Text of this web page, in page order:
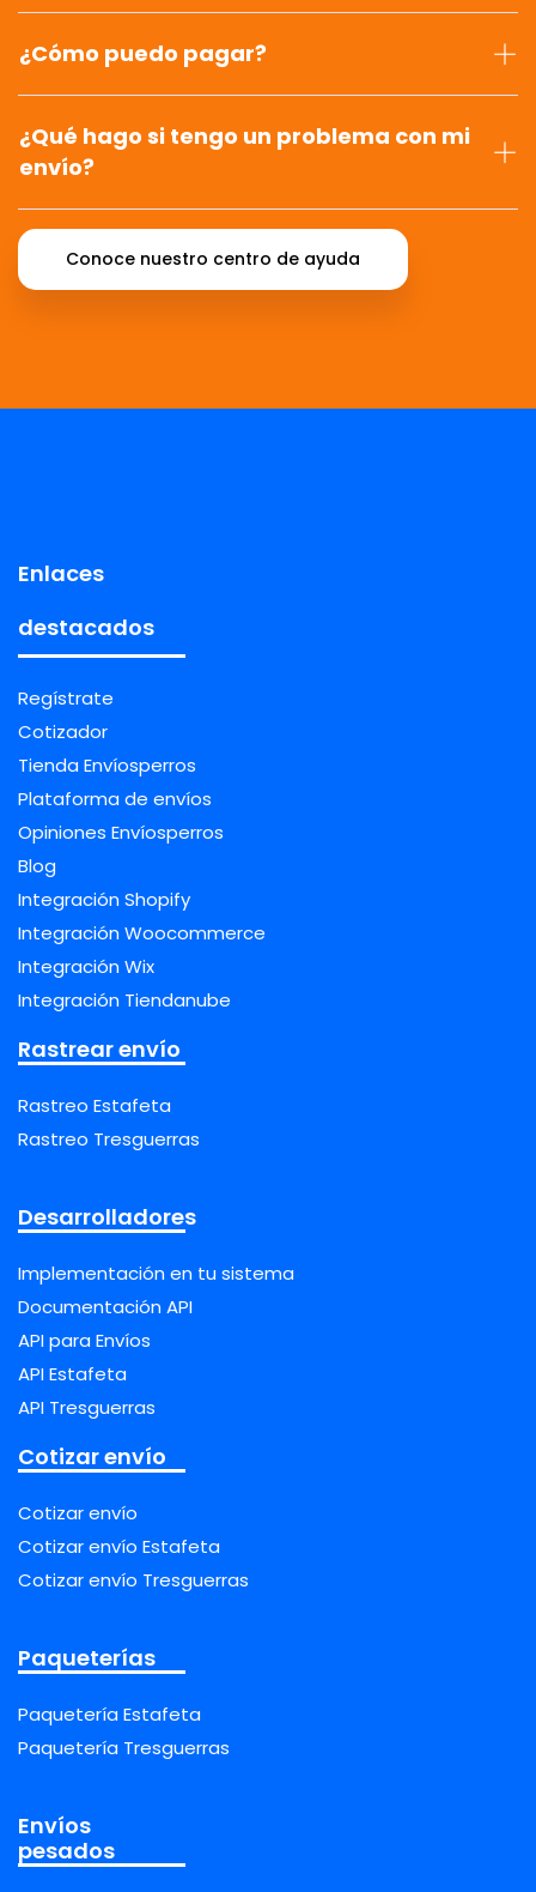
¿Cómo puedo pagar?
¿Qué hago si tengo un problema con mi
envío?
Conoce nuestro centro de ayuda
Enlaces
destacados
Regístrate
Cotizador
Tienda Envíosperros
Plataforma de envíos
Opiniones Envíosperros
Blog
Integración Shopify
Integración Woocommerce
Integración Wix
Integración Tiendanube
Rastrear envío
Rastreo Estafeta
Rastreo Tresguerras
Desarrolladores
Implementación en tu sistema
Documentación API
API para Envíos
API Estafeta
API Tresguerras
Cotizar envío
Cotizar envío
Cotizar envío Estafeta
Cotizar envío Tresguerras
Paqueterías
Paquetería Estafeta
Paquetería Tresguerras
Envíos
pesados